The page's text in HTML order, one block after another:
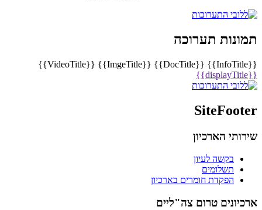
תמונות תערוכה
{{InfoTitle}}
{{DocTitle}}
{{ImgeTitle}}
{{VideoTitle}}
{{displayTitle}}
SiteFooter
שירותי הארכיון
בקשה לעיון
תשלומים
הפקדת חומרים בארכיון
ארכיונים טרום צה"ליים